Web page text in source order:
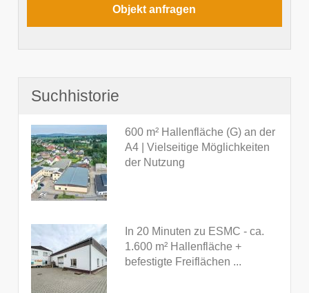
Suchhistorie
600 m² Hallenfläche (G) an der
A4 | Vielseitige Möglichkeiten
der Nutzung
In 20 Minuten zu ESMC - ca.
1.600 m² Hallenfläche +
befestigte Freiflächen ...